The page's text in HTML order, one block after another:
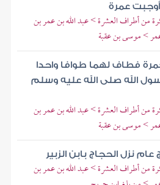
عمرة
من أطراف العشرة > عبد الله بن عمر بن
> موسى بن عقبة
فطاف لهما طوافا واحدا
الله صلى الله عليه وسلم
من أطراف العشرة > عبد الله بن عمر بن
> موسى بن عقبة
عام نزل الحجاج بابن الزبير
من أطراف العشرة > عبد الله بن عمر بن